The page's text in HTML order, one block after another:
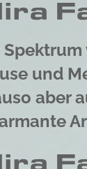
und
aber